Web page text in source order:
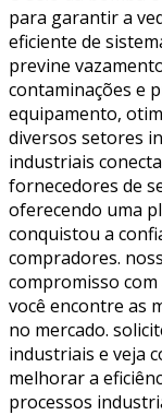
para garantir a
eficiente de
previne
contaminações e
equipamento,
diversos setores
industriais
fornecedores de
oferecendo uma
conquistou a
compradores.
compromisso
você encontre as
no mercado.
industriais e veja
melhorar a
processos